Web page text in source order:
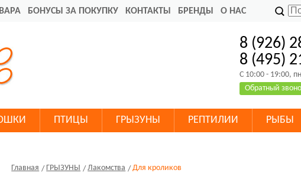
БОНУСЫ ЗА ПОКУПКУ КОНТАКТЫ БРЕНДЫ О НАС
8 (926)
8 (495)
C 10:00 - 19:00,
Обратный
ПТИЦЫ ГРЫЗУНЫ РЕПТИЛИИ РЫБЫ
Главная ГРЫЗУНЫ Лакомства Для кроликов